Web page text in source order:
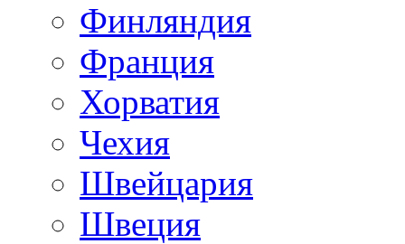
Финляндия
Франция
Хорватия
Чехия
Швейцария
Швеция